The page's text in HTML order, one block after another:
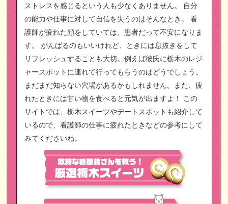
ストレスを感じるという人も少なくありません。
自分
の能力や仕事に対して自信を失うのはそんなとき。
看
護師が疲れた顔をしていては、患者だって不安になりま
す。
がんばるのもいいけれど、ときには息抜きをして
リフレッシュすることも大切。例えば彼氏に栃木のレジ
ャースポットに連れて行ってもらうのはどうでしょう。
まだまだ知らない穴場があるかもしれません。また、疲
れたときには甘い物を食べると元気が出ますよ！
この
サイトでは、栃木スイーツやデートスポットも紹介して
いるので、看護師の仕事に疲れたときなどの参考にして
みてくださいね。